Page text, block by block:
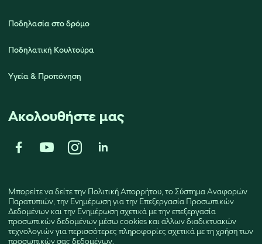
Ποδηλασία στο δρόμο
Ποδηλατική Κουλτούρα
Υγεία & Προπόνηση
Ακολουθήστε μας
Μπορείτε να δείτε την Πολιτική Απορρήτου, τοΣύστημα Αναφορών
Παρατυπιών, την Ενημέρωση για την Επεξεργασία Προσωπικών
Δεδομένων και την Ενημέρωση σχετικά με την επεξεργασία
προσωπικών δεδομένων μέσω cookies και άλλων διαδικτυακών
τεχνολογιώνγια περισσότερες πληροφορίες σχετικά με τη χρήση των
προσωπικών σας δεδομένων.